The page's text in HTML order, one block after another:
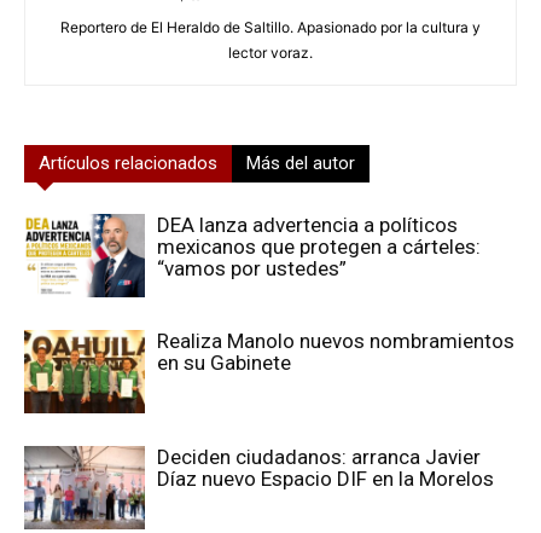
Reportero de El Heraldo de Saltillo. Apasionado por la cultura y
lector voraz.
Artículos relacionados Más del autor
DEA lanza advertencia a políticos
mexicanos que protegen a cárteles:
“vamos por ustedes”
Realiza Manolo nuevos nombramientos
en su Gabinete
Deciden ciudadanos: arranca Javier
Díaz nuevo Espacio DIF en la Morelos